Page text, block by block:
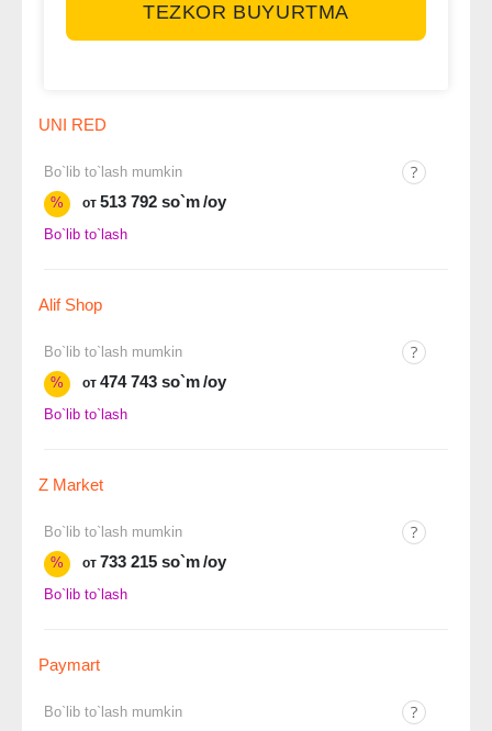
TEZKOR BUYURTMA
UNI RED
Bo`lib to`lash mumkin
%
от 513 792 so`m/oy
Bo`lib to`lash
Alif Shop
Bo`lib to`lash mumkin
%
от 474 743 so`m/oy
Bo`lib to`lash
Z Market
Bo`lib to`lash mumkin
%
от 733 215 so`m/oy
Bo`lib to`lash
Paymart
Bo`lib to`lash mumkin